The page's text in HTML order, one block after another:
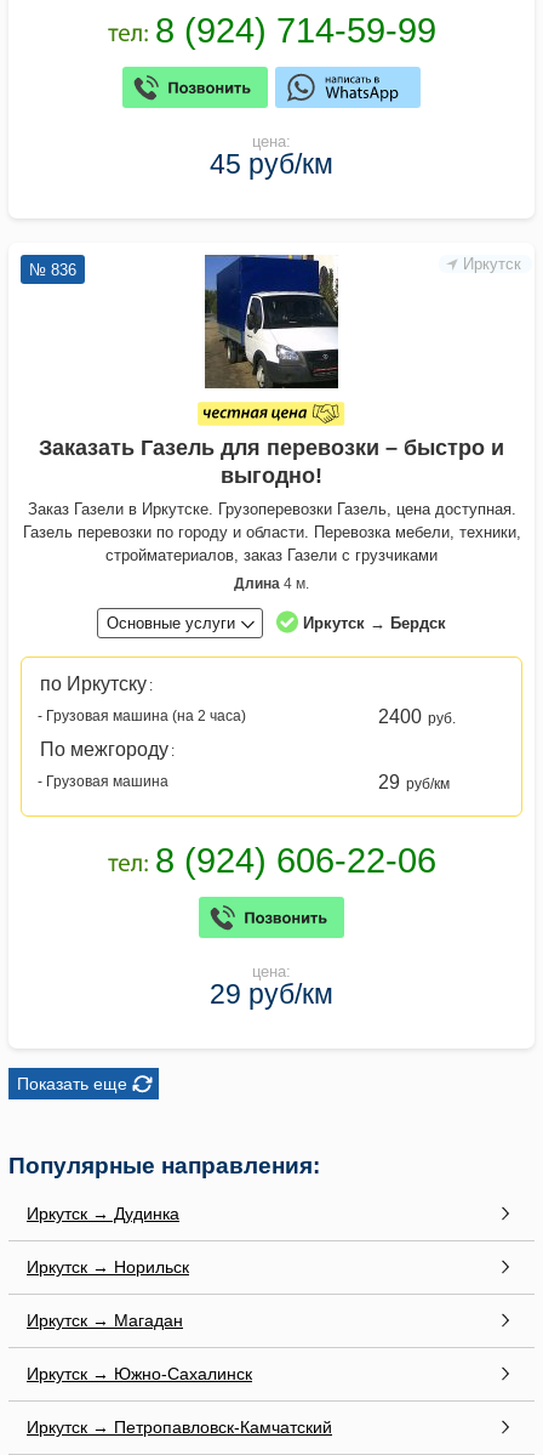
цена:
45 руб/км
Иркутск
№ 836
Заказать Газель для перевозки – быстро и
выгодно!
Заказ Газели в Иркутске. Грузоперевозки Газель, цена доступная.
Газель перевозки по городу и области. Перевозка мебели, техники,
стройматериалов, заказ Газели с грузчиками
Длина 4 м.
Основные услуги Иркутск → Бердск
по Иркутску :
- Грузовая машина (на 2 часа)
2400 руб.
По межгороду :
- Грузовая машина
29 руб/км
цена:
29 руб/км
Показать еще
Популярные направления:
Иркутск → Дудинка
Иркутск → Норильск
Иркутск → Магадан
Иркутск → Южно-Сахалинск
Иркутск → Петропавловск-Камчатский